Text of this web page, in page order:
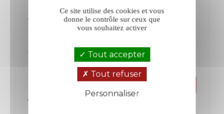
Sérol Eclat de Granite rouge 2024
Côte Roannaise
Loire
Prix
14,20 €
Ce site utilise des cookies et vous
donne le contrôle sur ceux que
vous souhaitez activer
Tout accepter
Tout refuser
Personnaliser